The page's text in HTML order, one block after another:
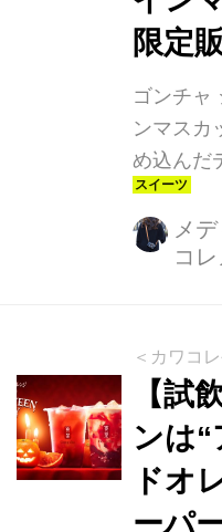
限定
ゴンチャ
ンマスカ
め込んだ
ャインマ
中です。
さをぎゅ
甘みが際
ットソ
カット
ロンティ
いただ
プは、
メ
コ
＜カワコ
【試
ンは
ドオ
ーパ